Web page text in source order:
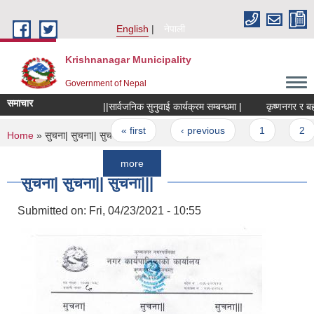
English
नेपाली
Krishnanagar Municipality
Government of Nepal
समाचार ||सार्वजनिक सुनुवाई कार्यक्रम सम्बन्धमा | कृष्णनगर र
Pages
« first ‹ previous
You are here
Home » सुचना| सुचना|| सुचना|||
सुचना| सुचना|| सुचना|||
Submitted on: Fri, 04/23/2021 - 10:55